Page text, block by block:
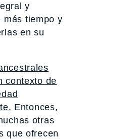
y
más tiempo y
en su
contexto de
Entonces,
otras
que ofrecen